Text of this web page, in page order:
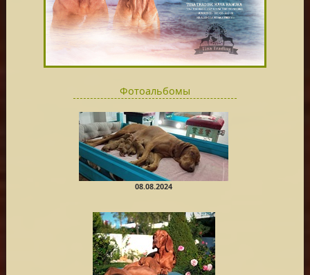
Фотоальбомы
08.08.2024